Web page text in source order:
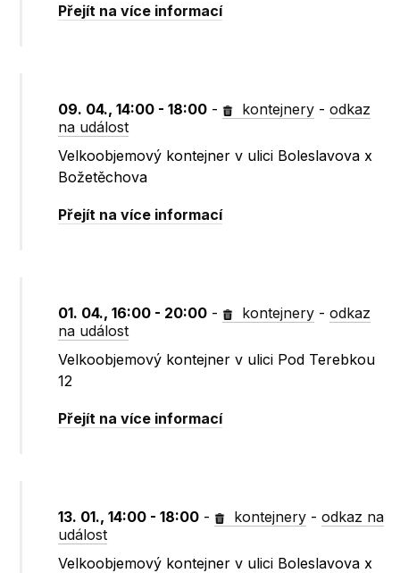
Přejít na více informací
09. 04., 14:00 - 18:00 - kontejnery -odkaz
na událost
Velkoobjemový kontejner v ulici Boleslavova x
Božetěchova
Přejít na více informací
01. 04., 16:00 - 20:00 - kontejnery -odkaz
na událost
Velkoobjemový kontejner v ulici Pod Terebkou
12
Přejít na více informací
13. 01., 14:00 - 18:00 - kontejnery -odkaz na
událost
Velkoobjemový kontejner v ulici Boleslavova x